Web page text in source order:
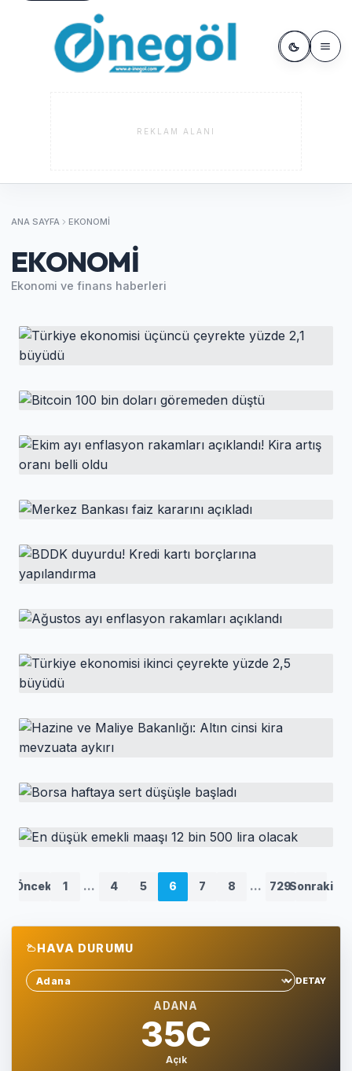
REKLAM ALANI
ANA SAYFA EKONOMI
EKONOMI
Ekonomi ve finans haberleri
Türkiye ekonomisi üçüncü
Bitcoin 100 bin doları göremeden düştü
Ekim ayı enflasyon rakamları açıklandı!
Merkez Bankası faiz kararını açıkladı
BDDK duyurdu! Kredi kartı borçlarına
Ağustos ayı enflasyon rakamları açıklandı
Türkiye ekonomisi ikinci çeyrekte yüzde 2,5
büyüdü
Hazine ve Maliye Bakanlığı: Altın cinsi kira
Borsa haftaya sert düşüşle başladı
En düşük emekli maaşı 12 bin 500 lira olacak
Önceki 1 ... 4 5 6 7 8 ... 729Sonraki
HAVA DURUMU
Sehir sec
DETAY
ADANA
35C
Açık